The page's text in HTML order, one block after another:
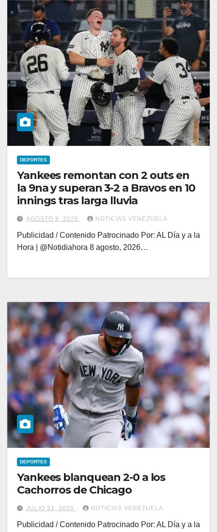
DEPORTES
Yankees remontan con 2 outs en
la 9na y superan 3-2 a Bravos en 10
innings tras larga lluvia
AGOSTO 8, 2026 NOTICIAS VENEZUELA
Publicidad / Contenido Patrocinado Por: AL Día y a la
Hora | @Notidiahora 8 agosto, 2026…
DEPORTES
Yankees blanquean 2-0 a los
Cachorros de Chicago
JULIO 31, 2026 NOTICIAS VENEZUELA
Publicidad / Contenido Patrocinado Por: AL Día y a la